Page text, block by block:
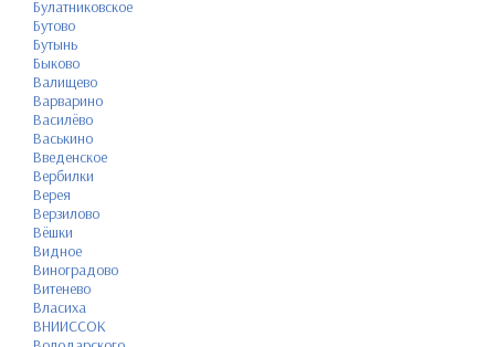
Булатниковское
Бутово
Бутынь
Быково
Валищево
Варварино
Василёво
Васькино
Введенское
Вербилки
Верея
Верзилово
Вёшки
Видное
Виноградово
Витенево
Власиха
ВНИИССОК